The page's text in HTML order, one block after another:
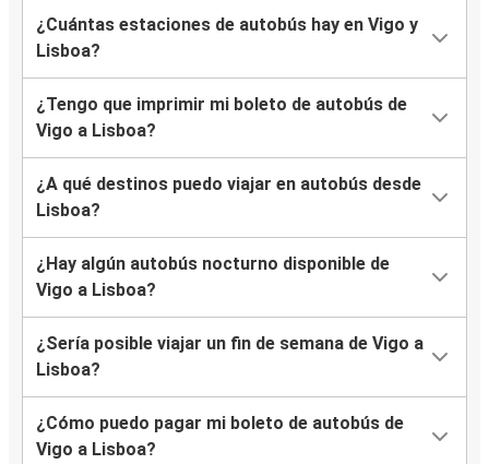
¿Cuántas estaciones de autobús hay en Vigo y
Lisboa?
¿Tengo que imprimir mi boleto de autobús de
Vigo a Lisboa?
¿A qué destinos puedo viajar en autobús desde
Lisboa?
¿Hay algún autobús nocturno disponible de
Vigo a Lisboa?
¿Sería posible viajar un fin de semana de Vigo a
Lisboa?
¿Cómo puedo pagar mi boleto de autobús de
Vigo a Lisboa?